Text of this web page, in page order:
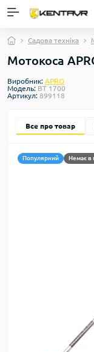
Садова техніка
Мотокоса
Виробник: APRO
Модель: ВТ 1700
Артикул: 899118
Все про товар
Популярний Немає в